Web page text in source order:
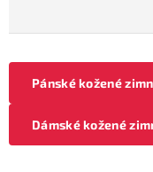
Pánské kožené
Dámské kožené